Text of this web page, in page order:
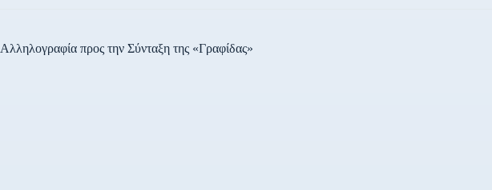
Αλληλογραφία προς την Σύνταξη της «Γραφίδας»